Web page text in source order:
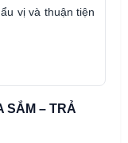
vị và thuận tiện
SẮM – TRẢ